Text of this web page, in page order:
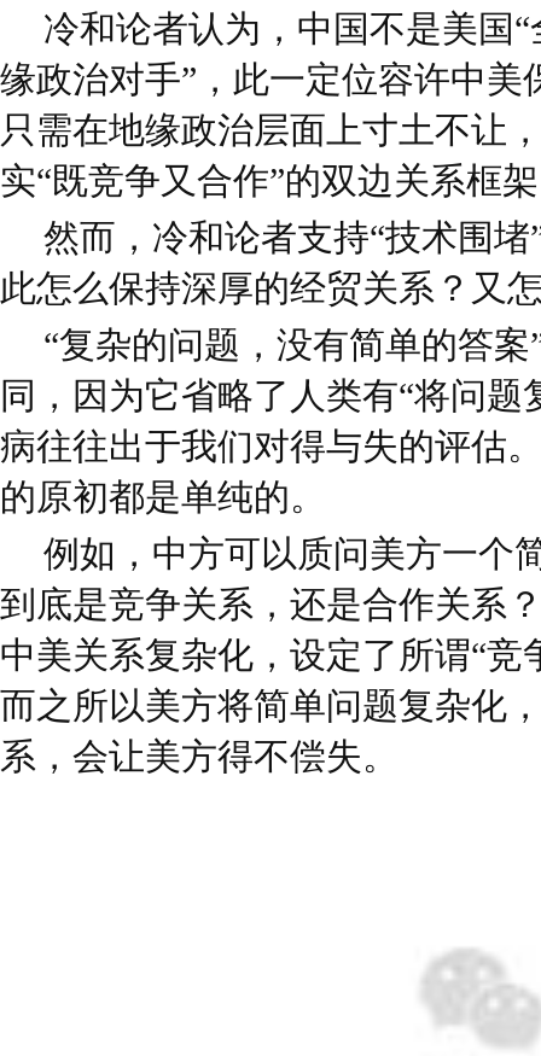
冷和论者认为，中国不是美国
缘政治对手”，此一定位容许中美
只需在地缘政治层面上寸土不让
实“既竞争又合作”的双边关系框
然而，冷和论者支持“技术围
此怎么保持深厚的经贸关系？又
“复杂的问题，没有简单的答
同，因为它省略了人类有“将问题
病往往出于我们对得与失的评估
的原初都是单纯的。
例如，中方可以质问美方一个
到底是竞争关系，还是合作关系
中美关系复杂化，设定了所谓“竞
而之所以美方将简单问题复杂化
系，会让美方得不偿失。